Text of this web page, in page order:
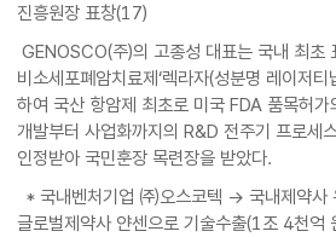
진흥원장 표창(17)
GENOSCO(주)의 고종성 대표는 국내 최초
비소세포폐암치료제‘렉라자(성분명 레이저
하여 국산 항암제 최초로 미국 FDA 품목허
개발부터 사업화까지의 R&D 전주기 프로세
인정받아 국민훈장 목련장을 받았다.
* 국내벤처기업 ㈜오스코텍 → 국내제약사
글로벌제약사 얀센으로 기술수출(1조 4천억